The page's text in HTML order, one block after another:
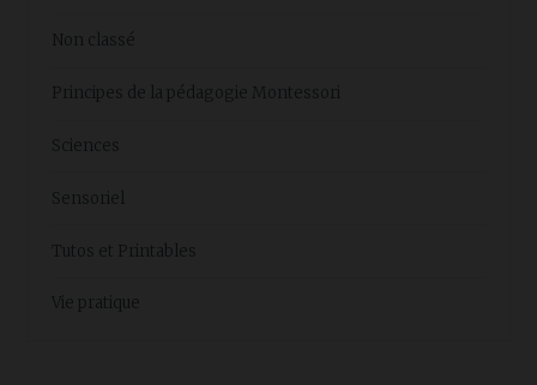
Non classé
Principes de la pédagogie Montessori
Sciences
Sensoriel
Tutos et Printables
Vie pratique